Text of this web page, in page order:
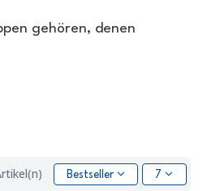
gehören, denen
Bestseller 7